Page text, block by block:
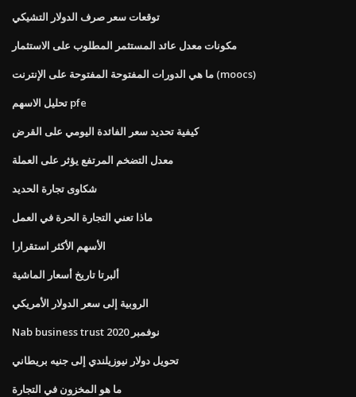
توقعات سعر صرف الدولار التشيكي
مكونات معدل عائد المستثمر المطلوب على الاستثمار
ما هي الدورات المفتوحة المفتوحة على الإنترنت (moocs)
تحليل الاسهم pfe
كيفية تحديد سعر الفائدة اليومي على القرض
معدل التضخم المرتفع يؤثر على العملة
شكاوى تجارة الحديد
ماذا تعني التجارة الحرة في العمل
الأسهم الأكثر استقرارا
ألبرتا تاريخ أسعار الماشية
الروبية إلى سعر الدولار الأمريكي
Nab business trust نوفمبر 2020
تحويل دولار نيوزيلندي إلى جنيه بريطاني
ما هو المخزون في التجارة